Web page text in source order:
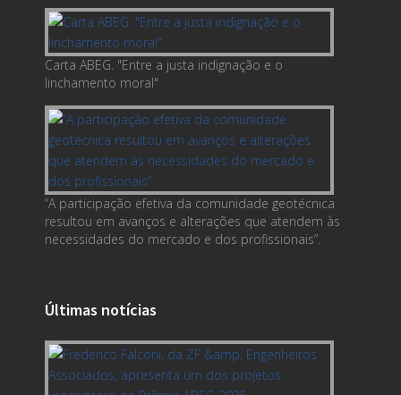
Carta ABEG. "Entre a justa indignação e o
linchamento moral"
“A participação efetiva da comunidade geotécnica
resultou em avanços e alterações que atendem às
necessidades do mercado e dos profissionais”.
Últimas notícias